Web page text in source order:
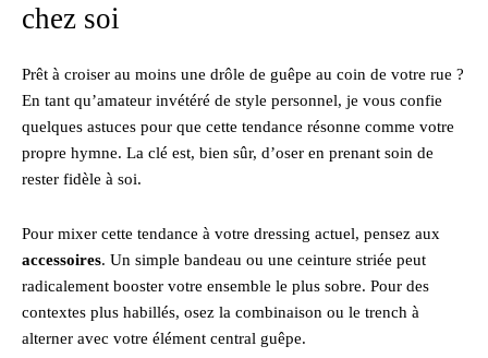
chez soi
Prêt à croiser au moins une drôle de guêpe au coin de votre rue ?
En tant qu’amateur invétéré de style personnel, je vous confie
quelques astuces pour que cette tendance résonne comme votre
propre hymne. La clé est, bien sûr, d’oser en prenant soin de
rester fidèle à soi.
Pour mixer cette tendance à votre dressing actuel, pensez aux
accessoires. Un simple bandeau ou une ceinture striée peut
radicalement booster votre ensemble le plus sobre. Pour des
contextes plus habillés, osez la combinaison ou le trench à
alterner avec votre élément central guêpe.